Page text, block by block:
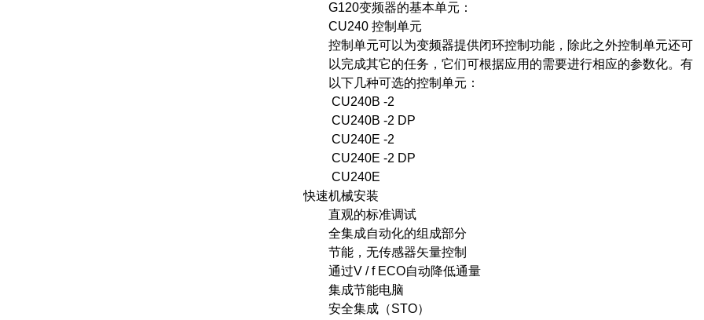
G120变频器的基本单元：
CU240 控制单元
控制单元可以为变频器提供闭环控制功能，除此之外控制单元还可
以完成其它的任务，它们可根据应用的需要进行相应的参数化。有
以下几种可选的控制单元：
CU240B -2
CU240B -2 DP
CU240E -2
CU240E -2 DP
CU240E
快速机械安装
直观的标准调试
全集成自动化的组成部分
节能，无传感器矢量控制
通过V / f ECO自动降低通量
集成节能电脑
安全集成（STO）